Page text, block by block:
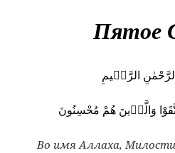
Пятое
الرَّحٖيمِ
وَالَّذٖينَ هُمْ مُحْسِنُونَ
Во имя Аллаха,